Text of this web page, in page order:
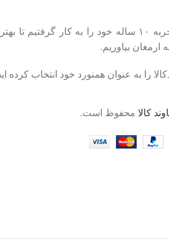
ما در دماوند کالا تجربه ۱۰ ساله خود را
ارمغان بیاوریم.
را به عنوان همنورد خود انتخاب کرده
کالا محفوظ است.